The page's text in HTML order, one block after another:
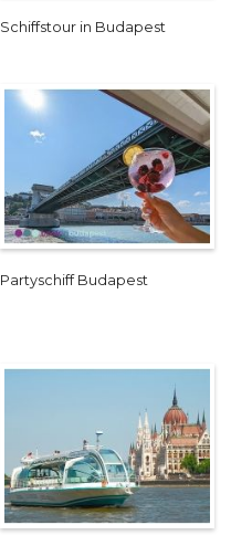
Schiffstour in Budapest
Partyschiff Budapest